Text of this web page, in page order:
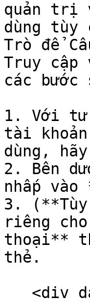
quản trị
dùng tùy
Trò để
Truy cập
các bước
1. Với tư
tài
dùng,
2. Bên
nhấp
3. (**Tùy
riêng
thoại**
thẻ.